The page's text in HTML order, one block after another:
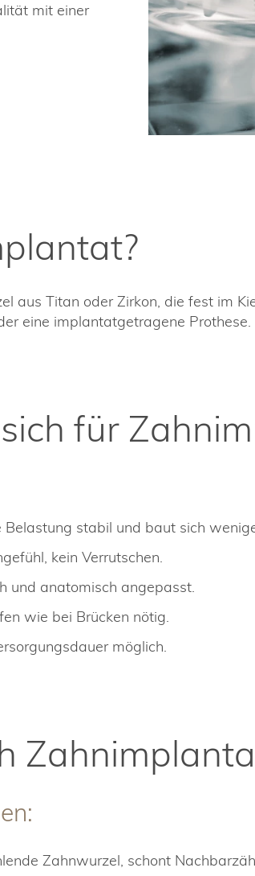
mit einer
aus Titan oder Zirkon, die fest im
eine implantatgetragene Prothese.
für
Belastung stabil und baut sich
kein Verrutschen.
und anatomisch angepasst.
wie bei Brücken nötig.
möglich.
Zahnwurzel, schont